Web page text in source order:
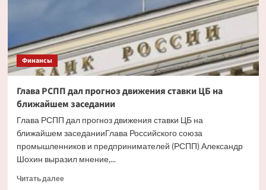
Финансы
Глава РСПП дал прогноз движения ставки ЦБ на
ближайшем заседании
Глава РСПП дал прогноз движения ставки ЦБ на
ближайшем заседанииГлава Российского союза
промышленников и предпринимателей (РСПП) Александр
Шохин выразил мнение,...
Читать далееПрочитать